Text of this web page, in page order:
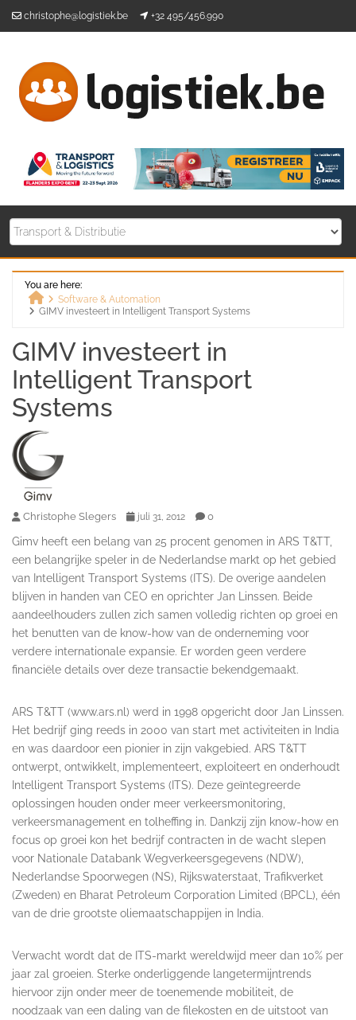
christophe@logistiek.be +32 495/456.990
You are here:
Home
Software & Automation
GIMV investeert in Intelligent Transport Systems
GIMV investeert in
Intelligent Transport
Systems
Christophe Slegers juli 31, 2012 0
Gimv heeft een belang van 25 procent genomen in ARS T&TT,
een belangrijke speler in de Nederlandse markt op het gebied
van Intelligent Transport Systems (ITS). De overige aandelen
blijven in handen van CEO en oprichter Jan Linssen. Beide
aandeelhouders zullen zich samen volledig richten op groei en
het benutten van de know-how van de onderneming voor
verdere internationale expansie. Er worden geen verdere
financiële details over deze transactie bekendgemaakt.
ARS T&TT (www.ars.nl) werd in 1998 opgericht door Jan Linssen.
Het bedrijf ging reeds in 2000 van start met activiteiten in India
en was daardoor een pionier in zijn vakgebied. ARS T&TT
ontwerpt, ontwikkelt, implementeert, exploiteert en onderhoudt
Intelligent Transport Systems (ITS). Deze geïntegreerde
oplossingen houden onder meer verkeersmonitoring,
verkeersmanagement en tolheffing in. Dankzij zijn know-how en
focus op groei kon het bedrijf contracten in de wacht slepen
voor Nationale Databank Wegverkeersgegevens (NDW),
Nederlandse Spoorwegen (NS), Rijkswaterstaat, Trafikverket
(Zweden) en Bharat Petroleum Corporation Limited (BPCL), één
van de drie grootste oliemaatschappijen in India.
Verwacht wordt dat de ITS-markt wereldwijd meer dan 10% per
jaar zal groeien. Sterke onderliggende langetermijntrends
hiervoor zijn onder meer de toenemende mobiliteit, de
noodzaak van een daling van de filekosten en de uitstoot van